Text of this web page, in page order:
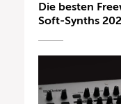
Die besten
Soft-Synths